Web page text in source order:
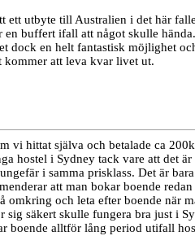
ett utbyte till Australien i det här
en buffert ifall att något skulle
dock en helt fantastisk möjlighet
att leva kvar livet ut.
vi hittat själva och betalade ca
hostel i Sydney tack vare att det
i samma prisklass. Det är
att man bokar boende
omkring och leta efter boende när
sig säkert skulle fungera bra just i
boende alltför lång period utifall